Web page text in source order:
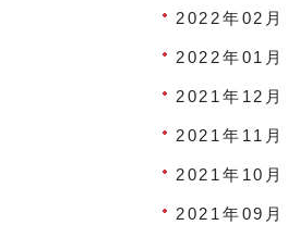
2022年02月
2022年01月
2021年12月
2021年11月
2021年10月
2021年09月